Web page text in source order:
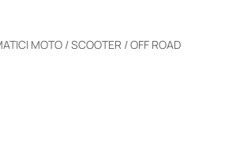
MOTO / SCOOTER / OFF ROAD